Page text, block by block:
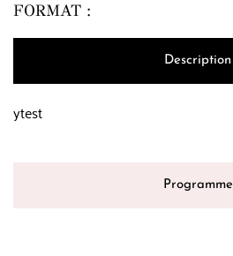
FORMAT :
Description
Programme
ytest